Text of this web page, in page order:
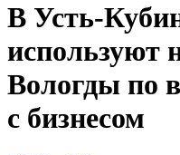
В Усть-
используют
Вологды по
с бизнесом